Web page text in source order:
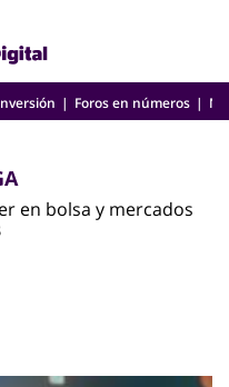
Foros en números
en bolsa y mercados